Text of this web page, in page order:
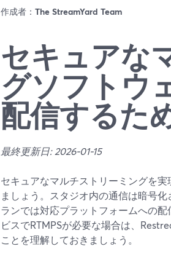
作成者： The StreamYard Team
セキュアな
グソフトウ
配信するた
最終更新日: 2026-01-15
セキュアなマルチストリーミングを
ましょう。スタジオ内の通信は暗号
ランでは対応プラットフォームへの
ビスでRTMPSが必要な場合は、
ことを理解しておきましょう。